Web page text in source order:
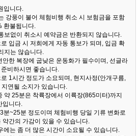
입니다.
강풍이 불어 체험비행 취소 시 보험금을 포함
환불됩니다.
보없이 취소시 예약금은 반환되지 않습니다.
입금 시 저희에게 자동 통보가 되며, 입금 확
지는 않습니다.
안한 복장에 굽낮은 운동화가 필수이며, 선글라
비하시면 좋습니다.
1시간 정도가 소요되며, 현지사정(안개구름,
연될 소지가 있습니다.
약 25분은 착륙장에서 이륙장(865미터)까지
입니다.
분~25분 정도이며 체험비행 당일 기류 변화로
약간의 가감이 있을 수 있습니다.
에는 좀 더 많은 시간이 소요될 수 있습니다.